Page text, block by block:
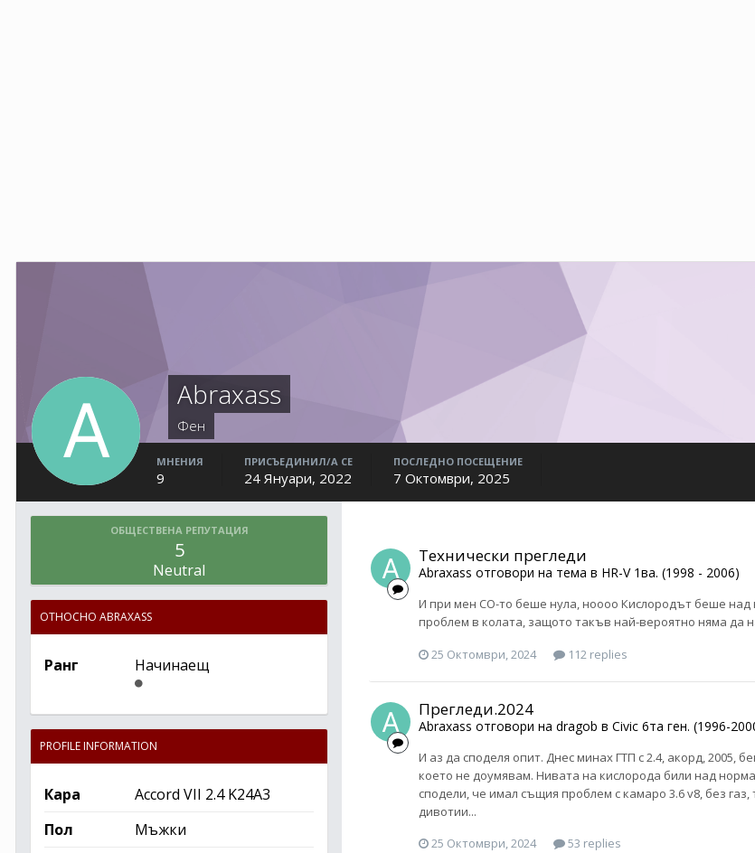
Abraxass
Фен
МНЕНИЯ
9
ПРИСЪЕДИНИЛ/А СЕ
24 Януари, 2022
ПОСЛЕДНО ПОСЕЩЕНИЕ
7 Октомври, 2025
ОБЩЕСТВЕНА РЕПУТАЦИЯ
5
Neutral
ОТНОСНО ABRAXASS
Ранг Начинаещ
PROFILE INFORMATION
Кара
Accord VII 2.4 K24A3
Пол
Мъжки
Технически прегледи
Abraxass отговори на тема в HR-V 1ва. (1998 - 2006)
И при мен СО-то беше нула, ноооо Кислородът беше над
проблем в колата, защото такъв най-вероятно няма да
25 Октомври, 2024
112 replies
Прегледи.2024
Abraxass отговори на dragob в Civic 6та ген. (1996-
И аз да споделя опит. Днес минах ГТП с 2.4, акорд, 2005,
което не доумявам. Нивата на кислорода били над
сподели, че имал същия проблем с камаро 3.6 v8, без
дивотии...
25 Октомври, 2024
53 replies